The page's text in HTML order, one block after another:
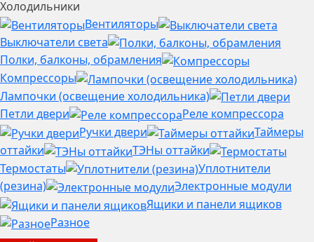
Холодильники
Вентиляторы
Выключатели света
Полки, балконы, обрамления
Компрессоры
Лампочки (освещение холодильника)
Петли двери
Реле компрессора
Ручки двери
Таймеры
оттайки
ТЭНы оттайки
Термостаты
Уплотнители
(резина)
Электронные модули
Ящики и панели ящиков
Разное